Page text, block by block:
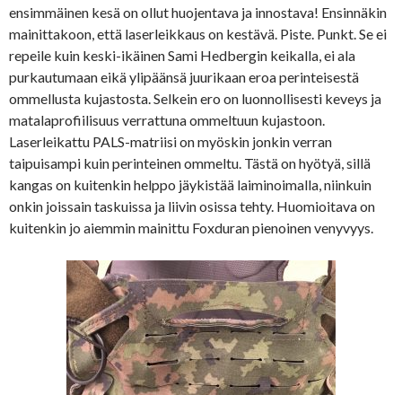
ensimmäinen kesä on ollut huojentava ja innostava! Ensinnäkin
mainittakoon, että laserleikkaus on kestävä. Piste. Punkt. Se ei
repeile kuin keski-ikäinen Sami Hedbergin keikalla, ei ala
purkautumaan eikä ylipäänsä juurikaan eroa perinteisestä
ommellusta kujastosta. Selkein ero on luonnollisesti keveys ja
matalaprofiilisuus verrattuna ommeltuun kujastoon.
Laserleikattu PALS-matriisi on myöskin jonkin verran
taipuisampi kuin perinteinen ommeltu. Tästä on hyötyä, sillä
kangas on kuitenkin helppo jäykistää laiminoimalla, niinkuin
onkin joissain taskuissa ja liivin osissa tehty. Huomioitava on
kuitenkin jo aiemmin mainittu Foxduran pienoinen venyvyys.